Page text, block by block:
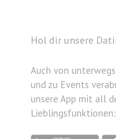
Hol dir unsere
Auch von
und zu Events
unsere App mit all
Lieblingsfunktionen: